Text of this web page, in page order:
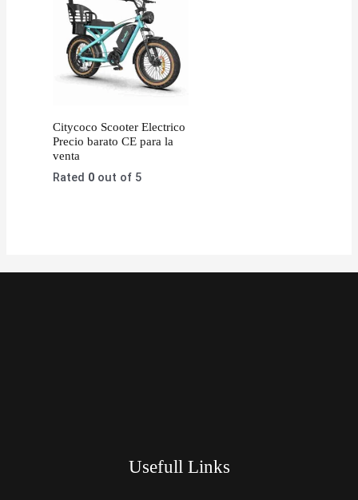
Citycoco Scooter Electrico
Precio barato CE para la
venta
Rated 0 out of 5
Usefull Links